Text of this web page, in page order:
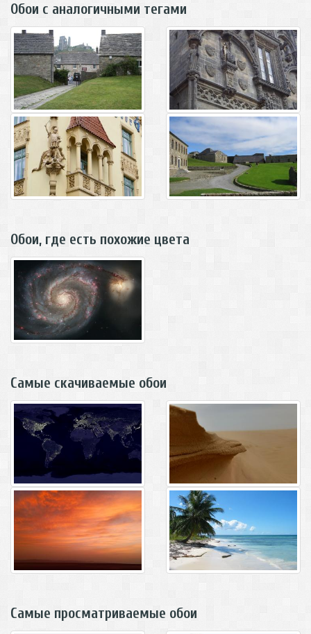
Обои с аналогичными тегами
Обои, где есть похожие цвета
Самые скачиваемые обои
Самые просматриваемые обои